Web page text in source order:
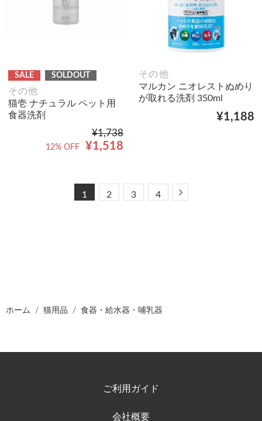
SALE SOLDOUT
その他
猫壱 ナチュラル ペット用
食器洗剤
¥1,738
¥1,518
12% OFF
その他
マルカン ニオレストぬめり
が取れる洗剤 350ml
¥1,188
1 2 3 4 Next
ホーム 猫用品 食器・給水器・哺乳器
ご利用ガイド
会社概要